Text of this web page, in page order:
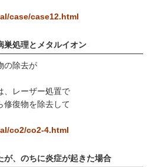
case/case12.html
巣処理とメタルイオン
の除去が
、レーザー処置で
修復物を除去して
co2/co2-4.html
が、のちに炎症が起きた場合